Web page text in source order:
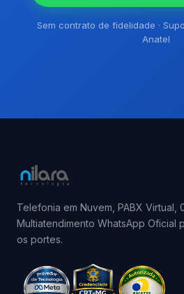
Sem contrato de fidelidade ·
Anatel
Telefonia em Nuvem, PABX
Multiatendimento WhatsApp Oficial
os portes.